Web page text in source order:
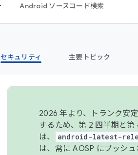
Android ソースコード検索
セキュリティ 主要トピック
2026 年より、トランク安
するため、第 2 四半期と
は、
android-latest-
は、常に AOSP にプッシ